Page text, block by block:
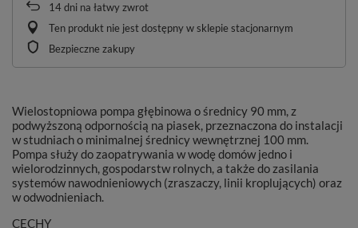
14dni na łatwy zwrot
Ten produkt nie jest dostępny w sklepie stacjonarnym
Bezpieczne zakupy
Wielostopniowa pompa głębinowa o średnicy 90 mm, z
podwyższoną odpornością na piasek, przeznaczona do instalacji
w studniach o minimalnej średnicy wewnętrznej 100 mm.
Pompa służy do zaopatrywania w wodę domów jedno i
wielorodzinnych, gospodarstw rolnych, a także do zasilania
systemów nawodnieniowych (zraszaczy, linii kroplujących) oraz
w odwodnieniach.
CECHY